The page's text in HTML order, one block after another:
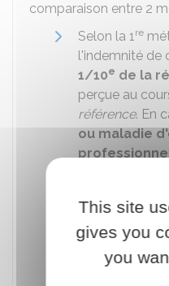
comparaison entre 2
Selon la 1re
l'indemnité de
1/10e de la
perçue au
référence. En
ou maladie
nde
salaire :
égaleà la
This site
gives you
you